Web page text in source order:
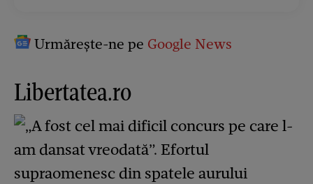
Urmărește-ne pe Google News
Libertatea.ro